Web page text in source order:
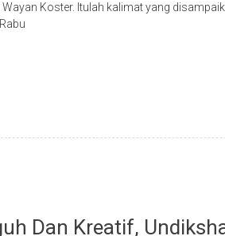
Koster. Itulah kalimat yang
Dan Kreatif,